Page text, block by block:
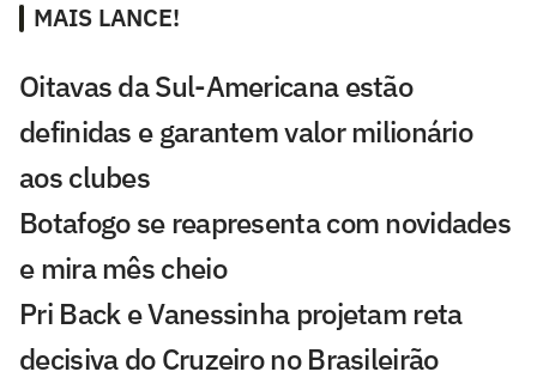
MAIS LANCE!
Oitavas da Sul-Americana estão
definidas e garantem valor milionário
aos clubes
Botafogo se reapresenta com novidades
e mira mês cheio
Pri Back e Vanessinha projetam reta
decisiva do Cruzeiro no Brasileirão